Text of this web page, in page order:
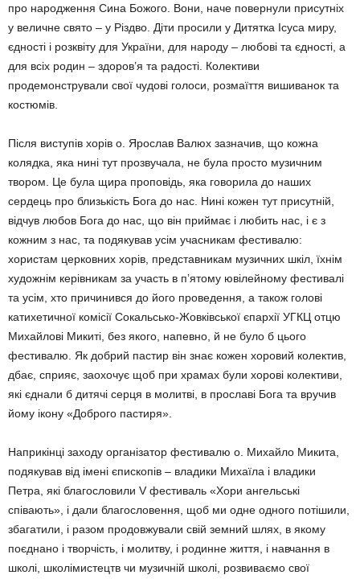
про народження Сина Божого. Вони, наче повернули присутніх
у величне свято – у Різдво. Діти просили у Дитятка Ісуса миру,
єдності і розквіту для України, для народу – любові та єдності, а
для всіх родин – здоров’я та радості. Колективи
продемонстрували свої чудові голоси, розмаїття вишиванок та
костюмів.
Після виступів хорів о. Ярослав Валюх зазначив, що кожна
колядка, яка нині тут прозвучала, не була просто музичним
твором. Це була щира проповідь, яка говорила до наших
сердець про близькість Бога до нас. Нині кожен тут присутній,
відчув любов Бога до нас, що він приймає і любить нас, і є з
кожним з нас, та подякував усім учасникам фестивалю:
хористам церковних хорів, представникам музичних шкіл, їхнім
художнім керівникам за участь в п’ятому ювілейному фестивалі
та усім, хто причинився до його проведення, а також голові
катихетичної комісії Сокальсько-Жовківської єпархії УГКЦ отцю
Михайлові Микиті, без якого, напевно, й не було б цього
фестивалю. Як добрий пастир він знає кожен хоровий колектив,
дбає, сприяє, заохочує щоб при храмах були хорові колективи,
які єднали б дитячі серця в молитві, в прославі Бога та вручив
йому ікону «Доброго пастиря».
Наприкінці заходу організатор фестивалю о. Михайло Микита,
подякував від імені єпископів – владики Михаїла і владики
Петра, які благословили V фестиваль «Хори ангельські
співають», і дали благословення, щоб ми одне одного потішили,
збагатили, і разом продовжували свій земний шлях, в якому
поєднано і творчість, і молитву, і родинне життя, і навчання в
школі, школімистецтв чи музичній школі, розвиваємо свої